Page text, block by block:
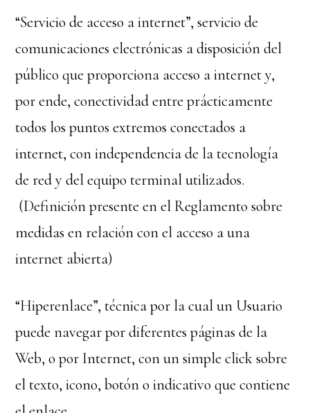
“Servicio de acceso a internet”, servicio de
comunicaciones electrónicas a disposición del
público que proporciona acceso a internet y,
por ende, conectividad entre prácticamente
todos los puntos extremos conectados a
internet, con independencia de la tecnología
de red y del equipo terminal utilizados.
(Definición presente en el Reglamento sobre
medidas en relación con el acceso a una
internet abierta)
“Hiperenlace”, técnica por la cual un Usuario
puede navegar por diferentes páginas de la
Web, o por Internet, con un simple click sobre
el texto, icono, botón o indicativo que contiene